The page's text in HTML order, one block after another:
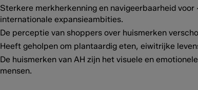
Sterkere merkherkenning en navigeerbaarheid
internationale expansieambities.
De perceptie van shoppers over huismerken
Heeft geholpen om plantaardig eten, eiwitrijke
De huismerken van AH zijn het visuele en
mensen.